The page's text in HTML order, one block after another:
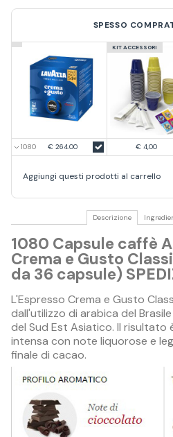
SPESSO
€ 264.00
KIT ACCESSORI
€ 4,00
Aggiungi questi prodotti al carrello
Descrizione
1080 Capsule caffè
Crema e Gusto
da 36 capsule)
L'Espresso Crema e Gusto
dall'utilizzo di arabica del
del Sud Est Asiatico. Il risultato
intensa con note liquorose e
finale di cacao.